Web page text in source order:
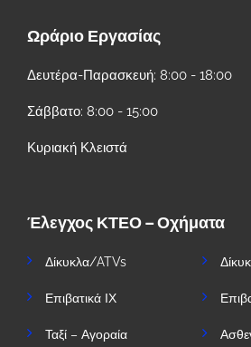
Ωράριο Εργασίας
Δευτέρα-Παρασκευή: 8:00 - 18:00
Σάββατο: 8:00 - 15:00
Κυριακή Κλειστά
Έλεγχος ΚΤΕΟ – Οχήματα
Δίκυκλα/ATVs
Επιβατικά ΙΧ
Ταξί – Αγοραία